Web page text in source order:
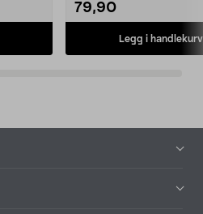
79,90
Legg i handlekurv